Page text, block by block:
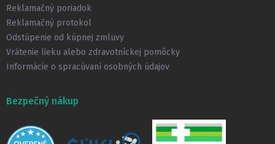
Reklamačný poriadok
Reklamačný protokol
Odstúpenie od kúpnej zmluvy
Vrátenie lieku alebo zdravotníckej pomôcky
Informácie o spracúvaní osobných údajov
Bezpečný nákup